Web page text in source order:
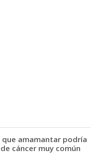
amamantar podría
cáncer muy común